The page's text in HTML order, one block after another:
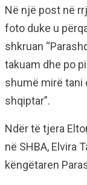
Në një post në
foto duke u
shkruan
takuam dhe po
shumë mirë tani
shqiptar”.
Ndër të tjera
në SHBA, Elvira
këngëtaren